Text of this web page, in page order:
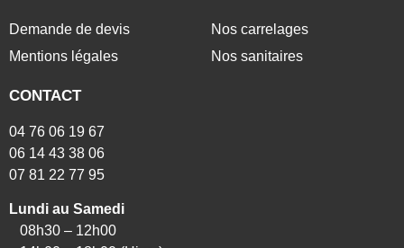
Demande de devis
Mentions légales
Nos carrelages
Nos sanitaires
CONTACT
04 76 06 19 67
06 14 43 38 06
07 81 22 77 95
Lundi au Samedi
08h30 – 12h00